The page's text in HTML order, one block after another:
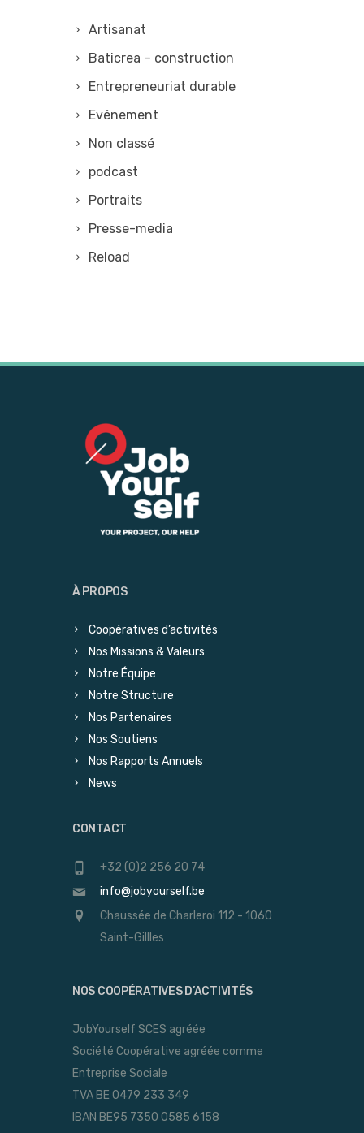
Artisanat
Baticrea – construction
Entrepreneuriat durable
Evénement
Non classé
podcast
Portraits
Presse-media
Reload
À PROPOS
Coopératives d’activités
Nos Missions & Valeurs
Notre Équipe
Notre Structure
Nos Partenaires
Nos Soutiens
Nos Rapports Annuels
News
CONTACT
+32 (0)2 256 20 74
info@jobyourself.be
Chaussée de Charleroi 112 - 1060
Saint-Gillles
NOS COOPÉRATIVES D’ACTIVITÉS
JobYourself SCES agréée
Société Coopérative agréée comme
Entreprise Sociale
TVA BE 0479 233 349
IBAN BE95 7350 0585 6158